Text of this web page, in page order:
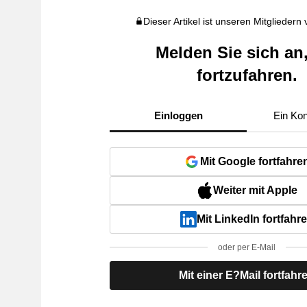
Dieser Artikel ist unseren Mitgliedern
Melden Sie sich
fortzufahren.
Einloggen Ein
Mit Google
Weiter mit Apple
Mit LinkedIn
oder per E-Mail
Mit einer E?Mail